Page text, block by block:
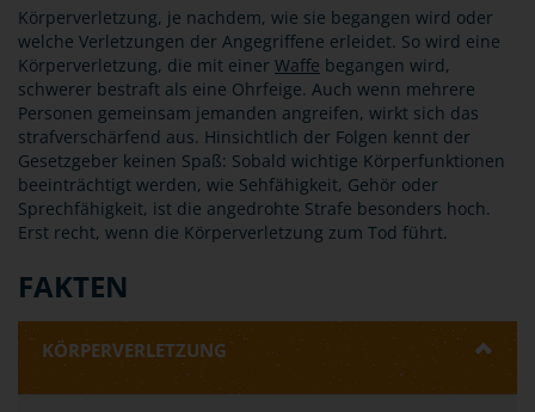
Körperverletzung, je nachdem, wie sie begangen wird oder
welche Verletzungen der Angegriffene erleidet. So wird eine
Körperverletzung, die mit einer Waffe begangen wird,
schwerer bestraft als eine Ohrfeige. Auch wenn mehrere
Personen gemeinsam jemanden angreifen, wirkt sich das
strafverschärfend aus. Hinsichtlich der Folgen kennt der
Gesetzgeber keinen Spaß: Sobald wichtige Körperfunktionen
beeinträchtigt werden, wie Sehfähigkeit, Gehör oder
Sprechfähigkeit, ist die angedrohte Strafe besonders hoch.
Erst recht, wenn die Körperverletzung zum Tod führt.
FAKTEN
KÖRPERVERLETZUNG